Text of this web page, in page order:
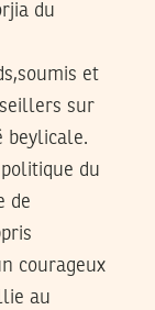
du
et
sur
beylicale.
politique du
de
courageux
au